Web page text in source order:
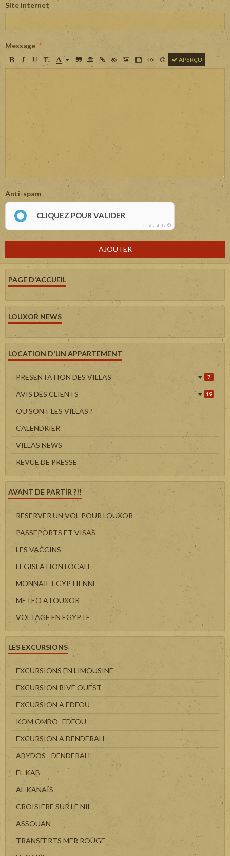
Site Internet
Message
APERÇU
Anti-spam
CLIQUEZ POUR VALIDER
IconCaptcha ©
AJOUTER
PAGE D'ACCUEIL
LOUXOR NEWS
LOCATION D'UN APPARTEMENT
PRESENTATION DES VILLAS 7
AVIS DES CLIENTS 19
OU SONT LES VILLAS ?
CALENDRIER
VILLAS NEWS
REVUE DE PRESSE
AVANT DE PARTIR ?!!
RESERVER UN VOL POUR LOUXOR
PASSEPORTS ET VISAS
LES VACCINS
LEGISLATION LOCALE
MONNAIE EGYPTIENNE
METEO A LOUXOR
VOLTAGE EN EGYPTE
LES EXCURSIONS
EXCURSIONS EN LIMOUSINE
EXCURSION RIVE OUEST
EXCURSION A EDFOU
KOM OMBO- EDFOU
EXCURSION A DENDERAH
ABYDOS - DENDERAH
EL KAB
AL KANAÏS
CROISIERE SUR LE NIL
ASSOUAN
TRANSFERTS MER ROUGE